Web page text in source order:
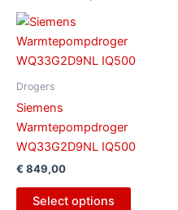
Drogers
Siemens
Warmtepompdroger
WQ33G2D9NL IQ500
€ 849,00
Select options